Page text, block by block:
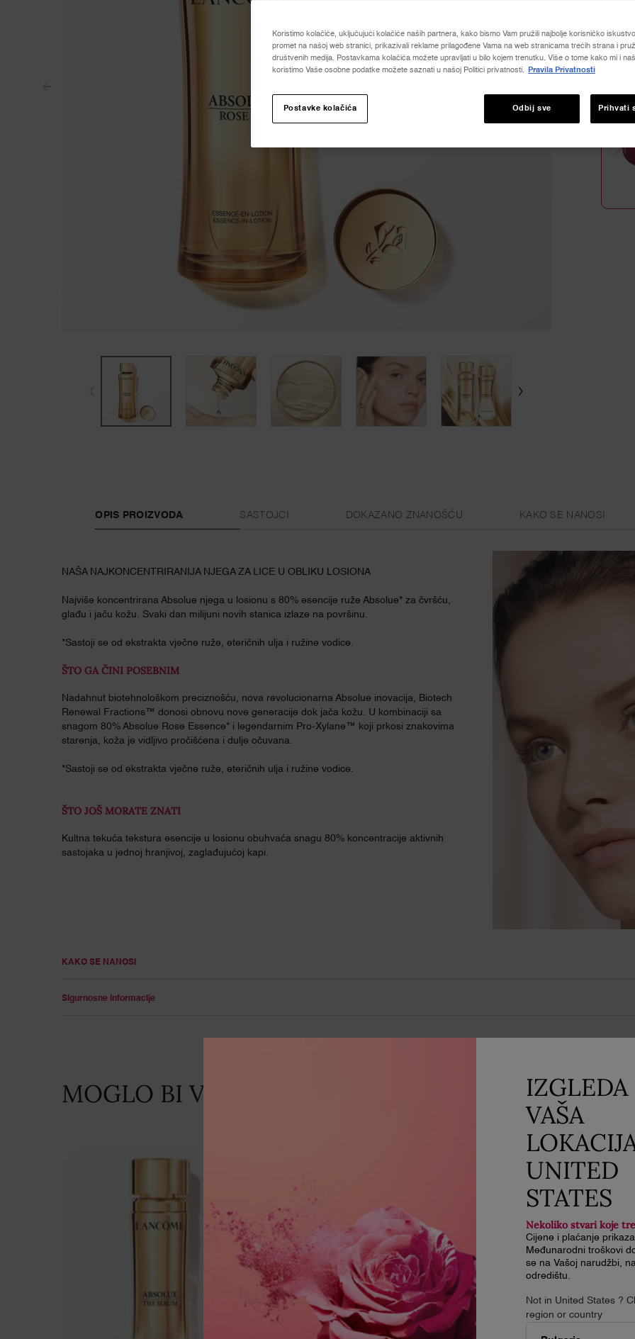
128
Količina
OPIS PROIZVODA SASTOJCI DOKAZANO ZNANOŠĆU KAKO SE NANOSI
NAŠA NAJKONCENTRIRANIJA NJEGA ZA LICE U OBLIKU LOSIONA
Najviše koncentrirana Absolue njega u losionu s 80% esencije ruže Absolue* za čvršću,
glađu i jaču kožu. Svaki dan milijuni novih stanica izlaze na površinu.
*Sastoji se od ekstrakta vječne ruže, eteričnih ulja i ružine vodice.
ŠTO GA ČINI POSEBNIM
Nadahnut biotehnološkom preciznošću, nova revolucionarna Absolue inovacija, Biotech
Renewal Fractions™ donosi obnovu nove generacije dok jača kožu. U kombinaciji sa
snagom 80% Absolue Rose Essence* i legendarnim Pro-Xylane™ koji prkosi znakovima
starenja, koža je vidljivo pročišćena i dulje očuvana.
*Sastoji se od ekstrakta vječne ruže, eteričnih ulja i ružine vodice.
ŠTO JOŠ MORATE ZNATI
Kultna tekuća tekstura esencije u losionu obuhvaća snagu 80% koncentracije aktivnih
sastojaka u jednoj hranjivoj, zaglađujućoj kapi.
KAKO SE NANOSI
Sigurnosne informacije
MOGLO BI VAM SE SVIDJETI
Koristimo kolačiće, uključujući kolačiće naših partnera, kako bismo Vam pružili najbolje korisničko
promet na našoj web stranici, prikazivali reklame prilagođene Vama na web stranicama trećih strana i
društvenih medija. Postavkama kolačića možete upravljati u bilo kojem trenutku. Više o tome kako mi i
koristimo Vaše osobne podatke možete saznati u našoj Politici privatnosti.
Pravila Privatnosti
Odbij sve Prihvati
Postavke kolačića
IZGLEDA
VAŠA
UNITED
STATES
Nekoliko stvari koje
Cijene i plaćanje
Međunarodni troškovi
se na Vašoj narudžbi,
odredištu.
Not in United States ?
region or country